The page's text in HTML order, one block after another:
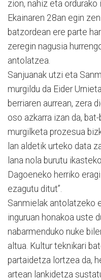
zion, nahiz eta ordurako
Ekainaren 28an egin
batzordean ere parte
zeregin nagusia
antolatzea.
Sanjuanak utzi eta
murgildu da Eider
berriaren aurrean, zera
oso azkarra izan da,
murgilketa prozesua
lan aldetik urteko data
lana nola burutu
Dagoeneko herriko
ezagutu ditut”.
Sanmielak antolatzeko
inguruan honakoa uste
nabarmenduko nuke
altua. Kultur teknikari
partaidetza lortzea da,
artean lankidetza